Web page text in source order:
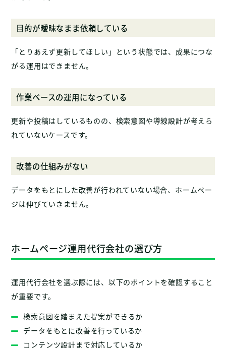
目的が曖昧なまま依頼している
「とりあえず更新してほしい」という状態では、成果につな
がる運用はできません。
作業ベースの運用になっている
更新や投稿はしているものの、検索意図や導線設計が考えら
れていないケースです。
改善の仕組みがない
データをもとにした改善が行われていない場合、ホームペー
ジは伸びていきません。
ホームページ運用代行会社の選び方
運用代行会社を選ぶ際には、以下のポイントを確認すること
が重要です。
検索意図を踏まえた提案ができるか
データをもとに改善を行っているか
コンテンツ設計まで対応しているか